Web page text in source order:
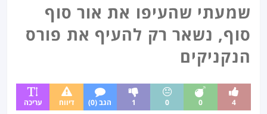
שמעתי שהעיפו את אור סוף
סוף, נשאר רק להעיף את פורס
הנקניקים
4
0
0
1 הגב (0) דיווח עריכה